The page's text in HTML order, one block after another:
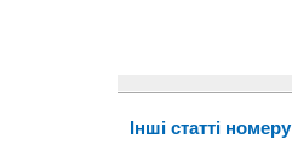
Інші статті номеру